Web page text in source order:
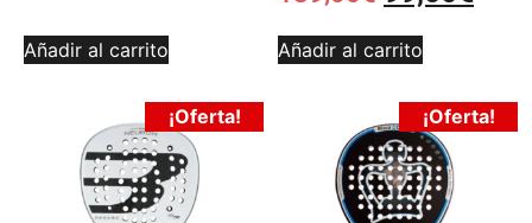
Añadir al carrito Añadir al carrito
¡Oferta! ¡Oferta!